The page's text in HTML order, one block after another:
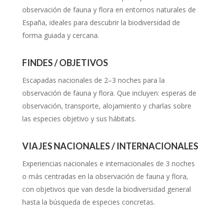
observación de fauna y flora en entornos naturales de
España, ideales para descubrir la biodiversidad de
forma guiada y cercana.
FINDES / OBJETIVOS
Escapadas nacionales de 2–3 noches para la
observación de fauna y flora. Que incluyen: esperas de
observación, transporte, alojamiento y charlas sobre
las especies objetivo y sus hábitats.
VIAJES NACIONALES / INTERNACIONALES
Experiencias nacionales e internacionales de 3 noches
o más centradas en la observación de fauna y flora,
con objetivos que van desde la biodiversidad general
hasta la búsqueda de especies concretas.